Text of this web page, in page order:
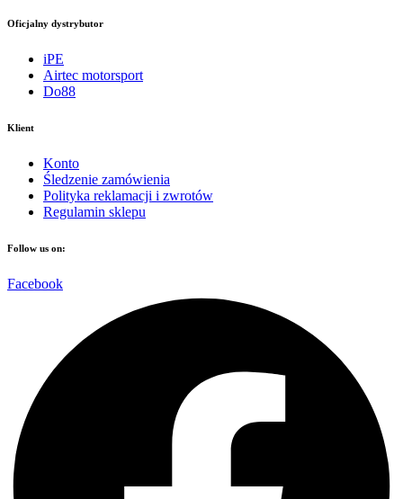
Oficjalny dystrybutor
iPE
Airtec motorsport
Do88
Klient
Konto
Śledzenie zamówienia
Polityka reklamacji i zwrotów
Regulamin sklepu
Follow us on:
Facebook